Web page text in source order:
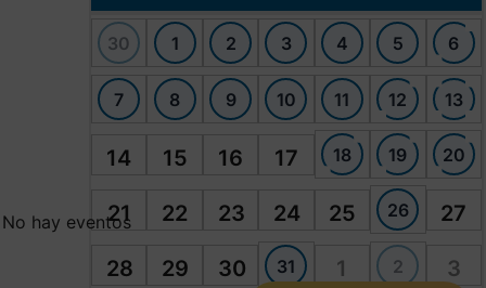
30 1 2 3 4 5 6
7 8 9 10 11 12 13
14 15 16 17 18 19 20
21 22 23 24 25 26 27
28 29 30 31 1 2 3
No hay eventos